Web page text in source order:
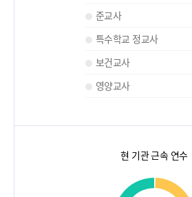
준교사
특수학교 정교사
보건교사
영양교사
현 기관 근속 연수